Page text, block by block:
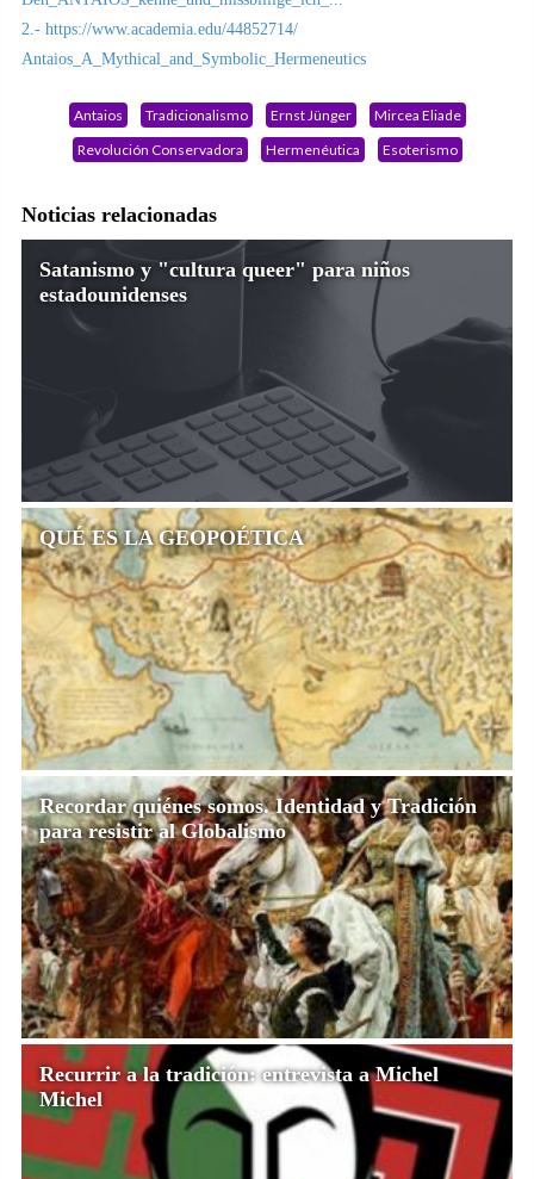
2.- https://www.academia.edu/44852714/
Antaios_A_Mythical_and_Symbolic_Hermeneutics
Antaios Tradicionalismo Ernst Jünger
Mircea Eliade
Revolución Conservadora
Hermenéutica Esoterismo
Noticias relacionadas
Satanismo y "cultura queer" para niños
estadounidenses
QUÉ ES LA GEOPOÉTICA
Recordar quiénes somos. Identidad y Tradición
para resistir al Globalismo
Recurrir a la tradición: entrevista a Michel
Michel